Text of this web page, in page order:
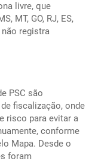
livre, que
MT, GO, RJ, ES,
não registra
PSC são
fiscalização, onde
risco para evitar a
conforme
Mapa. Desde o
foram